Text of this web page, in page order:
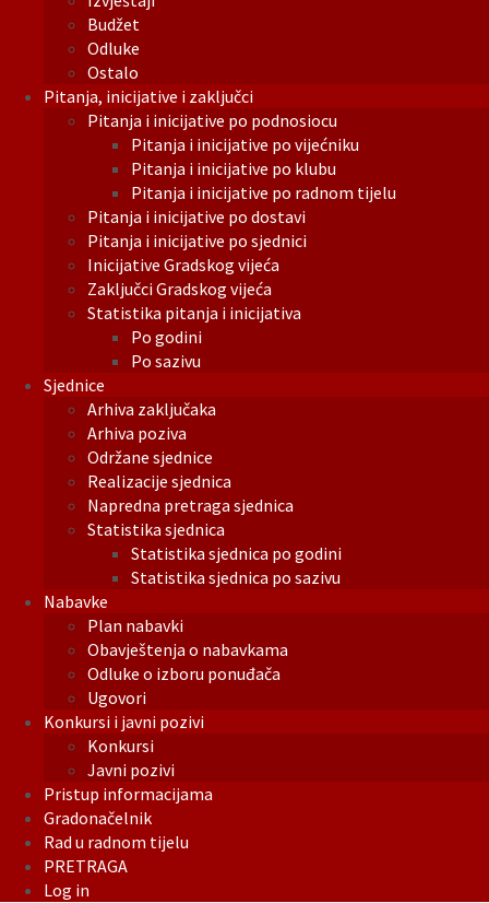
Budžet
Odluke
Ostalo
Pitanja, inicijative i zaključci
Pitanja i inicijative po podnosiocu
Pitanja i inicijative po vijećniku
Pitanja i inicijative po klubu
Pitanja i inicijative po radnom tijelu
Pitanja i inicijative po dostavi
Pitanja i inicijative po sjednici
Inicijative Gradskog vijeća
Zaključci Gradskog vijeća
Statistika pitanja i inicijativa
Po godini
Po sazivu
Sjednice
Arhiva zaključaka
Arhiva poziva
Održane sjednice
Realizacije sjednica
Napredna pretraga sjednica
Statistika sjednica
Statistika sjednica po godini
Statistika sjednica po sazivu
Nabavke
Plan nabavki
Obavještenja o nabavkama
Odluke o izboru ponuđača
Ugovori
Konkursi i javni pozivi
Konkursi
Javni pozivi
Pristup informacijama
Gradonačelnik
Rad u radnom tijelu
PRETRAGA
Log in